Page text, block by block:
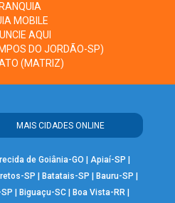
MOBILE
AQUI
DO JORDÃO-SP)
(MATRIZ)
MAIS CIDADES ONLINE
de Goiânia-GO Apiaí-SP
SP Batatais-SP Bauru-SP
Biguaçu-SC Boa Vista-RR